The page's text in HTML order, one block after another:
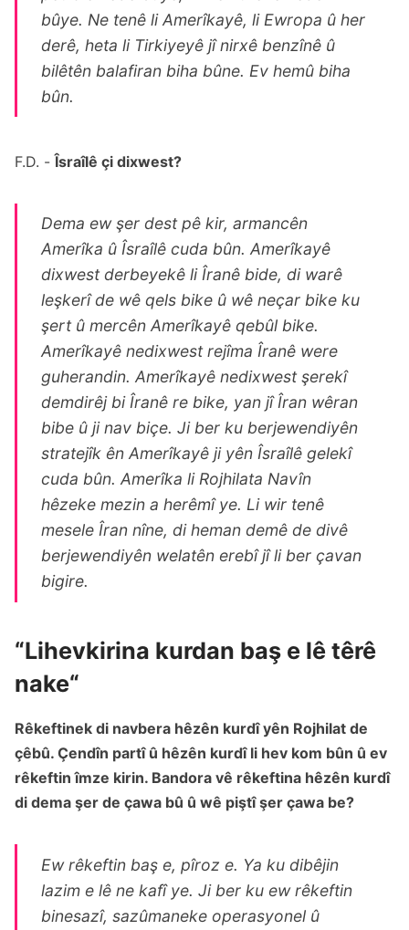
bûye. Ne tenê li Amerîkayê, li Ewropa û her
derê, heta li Tirkiyeyê jî nirxê benzînê û
bilêtên balafiran biha bûne. Ev hemû biha
bûn.
F.D. -Îsraîlê çi dixwest?
Dema ew şer dest pê kir, armancên
Amerîka û Îsraîlê cuda bûn. Amerîkayê
dixwest derbeyekê li Îranê bide, di warê
leşkerî de wê qels bike û wê neçar bike ku
şert û mercên Amerîkayê qebûl bike.
Amerîkayê nedixwest rejîma Îranê were
guherandin. Amerîkayê nedixwest şerekî
demdirêj bi Îranê re bike, yan jî Îran wêran
bibe û ji nav biçe. Ji ber ku berjewendiyên
stratejîk ên Amerîkayê ji yên Îsraîlê gelekî
cuda bûn. Amerîka li Rojhilata Navîn
hêzeke mezin a herêmî ye. Li wir tenê
mesele Îran nîne, di heman demê de divê
berjewendiyên welatên erebî jî li ber çavan
bigire.
“Lihevkirina kurdan baş e lê têrê
nake“
Rêkeftinek di navbera hêzên kurdî yên Rojhilat de
çêbû. Çendîn partî û hêzên kurdî li hev kom bûn û ev
rêkeftin îmze kirin. Bandora vê rêkeftina hêzên kurdî
di dema şer de çawa bû û wê piştî şer çawa be?
Ew rêkeftin baş e, pîroz e. Ya ku dibêjin
lazim e lê ne kafî ye. Ji ber ku ew rêkeftin
binesazî, sazûmaneke operasyonel û